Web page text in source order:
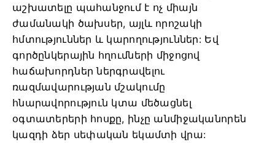
աշխատելը պահանջում է ոչ միայն
ժամանակի ծախսեր, այլև որոշակի
հմտություններ և կարողություններ: Եվ
գործընկերային հղումների միջոցով
հաճախորդներ ներգրավելու
ռազմավարության մշակումը
հնարավորություն կտա մեծացնել
օգտատերերի հոսքը, ինչը անմիջականորեն
կազդի ձեր սեփական եկամտի վրա: